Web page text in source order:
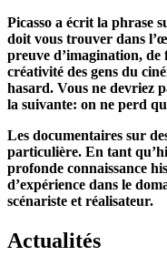
Picasso a écrit la phrase
doit vous trouver dans
preuve d’imagination, de
créativité des gens du
hasard. Vous ne devriez
la suivante: on ne perd
Les documentaires sur
particulière. En tant
profonde connaissance
d’expérience dans le
scénariste et réalisateur.
Actualités